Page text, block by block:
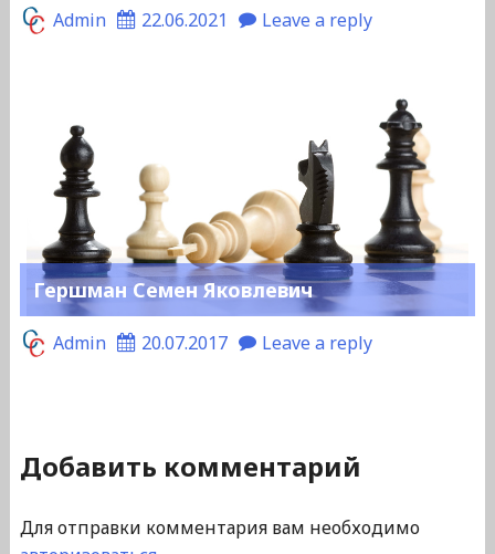
Admin 22.06.2021 Leave a reply
Гершман Семен Яковлевич
Admin 20.07.2017 Leave a reply
Добавить комментарий
Для отправки комментария вам необходимо